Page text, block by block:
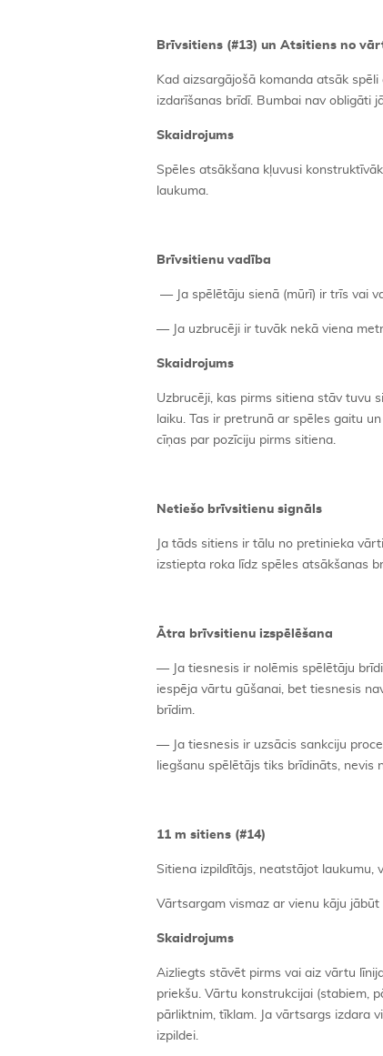
Brīvsitiens (#13) un Atsitiens no
Kad aizsargājošā komanda atsāk
izdarīšanas brīdī. Bumbai nav obligāti
Skaidrojums
Spēles atsākšana kļuvusi
laukuma.
Brīvsitienu vadība
— Ja spēlētāju sienā (mūrī) ir trīs vai
— Ja uzbrucēji ir tuvāk nekā viena
Skaidrojums
Uzbrucēji, kas pirms sitiena stāv tuvu
laiku. Tas ir pretrunā ar spēles gaitu
cīņas par pozīciju pirms sitiena.
Netiešo brīvsitienu signāls
Ja tāds sitiens ir tālu no pretinieka
izstiepta roka līdz spēles atsākšanas
Ātra brīvsitienu izspēlēšana
— Ja tiesnesis ir nolēmis spēlētāju
iespēja vārtu gūšanai, bet tiesnesis
brīdim.
— Ja tiesnesis ir uzsācis sankciju
liegšanu spēlētājs tiks brīdināts, nevis
11 m sitiens (#14)
Sitiena izpildītājs, neatstājot laukumu,
Vārtsargam vismaz ar vienu kāju
Skaidrojums
Aizliegts stāvēt pirms vai aiz vārtu
priekšu. Vārtu konstrukcijai (stabiem,
pārliktnim, tīklam. Ja vārtsargs izdara
izpildei.